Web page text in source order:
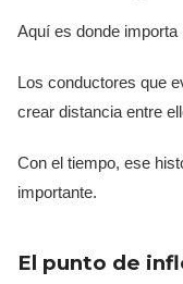
Aquí es donde importa
Los conductores que
crear distancia entre
Con el tiempo, ese
importante.
El punto de